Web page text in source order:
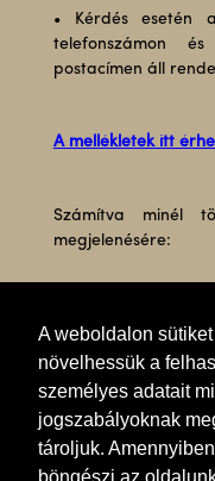
A weboldalon
növelhessük a
személyes adatait
jogszabályoknak
tároljuk.
böngészi az
• Kérdés esetén
telefonszámon
postacímen áll
A mellékletek itt
Számítva minél
megjelenésére:
Budapest, 2021.
dr. Baki Péter